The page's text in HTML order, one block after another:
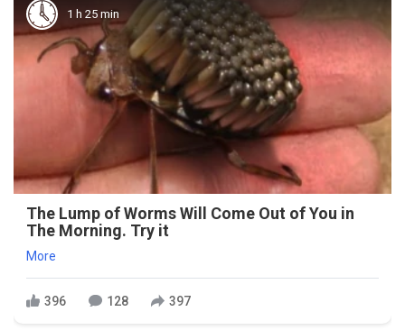
1 h 25 min
The Lump of Worms Will Come Out of You in
The Morning. Try it
More
396 128 397